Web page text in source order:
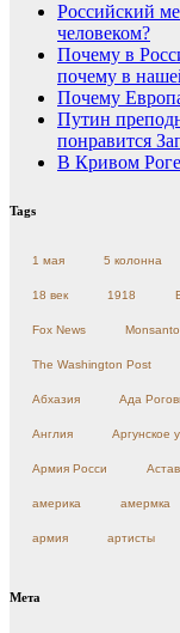
Российский
человеком?
Почему в
почему в
Почему
Путин
понравится
В Кривом
Tags
1 мая 5 колонна
18 век 1918
Fox News Monsanto
The Washington Post
Абхазия Ада
Англия Аргунское
Армия Росси
америка амермка
армия артисты
Мета